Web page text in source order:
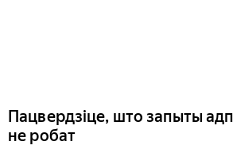
Пацвердзіце, што запыты
не робат